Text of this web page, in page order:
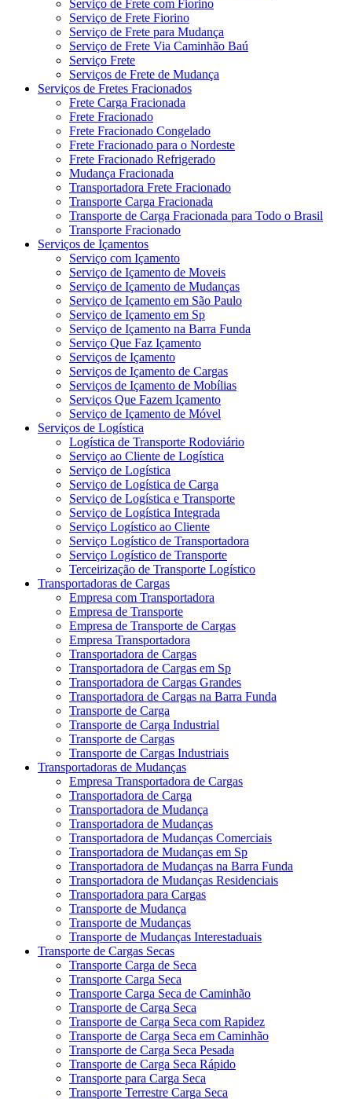
Serviço de Frete com Fiorino
Serviço de Frete Fiorino
Serviço de Frete para Mudança
Serviço de Frete Via Caminhão Baú
Serviço Frete
Serviços de Frete de Mudança
Serviços de Fretes Fracionados
Frete Carga Fracionada
Frete Fracionado
Frete Fracionado Congelado
Frete Fracionado para o Nordeste
Frete Fracionado Refrigerado
Mudança Fracionada
Transportadora Frete Fracionado
Transporte Carga Fracionada
Transporte de Carga Fracionada para Todo o Brasil
Transporte Fracionado
Serviços de Içamentos
Serviço com Içamento
Serviço de Içamento de Moveis
Serviço de Içamento de Mudanças
Serviço de Içamento em São Paulo
Serviço de Içamento em Sp
Serviço de Içamento na Barra Funda
Serviço Que Faz Içamento
Serviços de Içamento
Serviços de Içamento de Cargas
Serviços de Içamento de Mobílias
Serviços Que Fazem Içamento
Serviço de Içamento de Móvel
Serviços de Logística
Logística de Transporte Rodoviário
Serviço ao Cliente de Logística
Serviço de Logística
Serviço de Logística de Carga
Serviço de Logística e Transporte
Serviço de Logística Integrada
Serviço Logístico ao Cliente
Serviço Logístico de Transportadora
Serviço Logístico de Transporte
Terceirização de Transporte Logístico
Transportadoras de Cargas
Empresa com Transportadora
Empresa de Transporte
Empresa de Transporte de Cargas
Empresa Transportadora
Transportadora de Cargas
Transportadora de Cargas em Sp
Transportadora de Cargas Grandes
Transportadora de Cargas na Barra Funda
Transporte de Carga
Transporte de Carga Industrial
Transporte de Cargas
Transporte de Cargas Industriais
Transportadoras de Mudanças
Empresa Transportadora de Cargas
Transportadora de Carga
Transportadora de Mudança
Transportadora de Mudanças
Transportadora de Mudanças Comerciais
Transportadora de Mudanças em Sp
Transportadora de Mudanças na Barra Funda
Transportadora de Mudanças Residenciais
Transportadora para Cargas
Transporte de Mudança
Transporte de Mudanças
Transporte de Mudanças Interestaduais
Transporte de Cargas Secas
Transporte Carga de Seca
Transporte Carga Seca
Transporte Carga Seca de Caminhão
Transporte de Carga Seca
Transporte de Carga Seca com Rapidez
Transporte de Carga Seca em Caminhão
Transporte de Carga Seca Pesada
Transporte de Carga Seca Rápido
Transporte para Carga Seca
Transporte Terrestre Carga Seca